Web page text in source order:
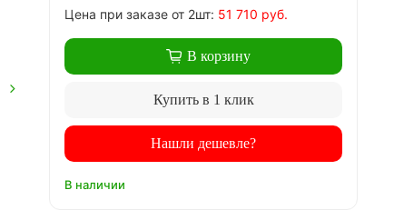
Цена при заказе от 2шт: 51 710 руб.
В корзину
Купить в 1 клик
Нашли дешевле?
В наличии